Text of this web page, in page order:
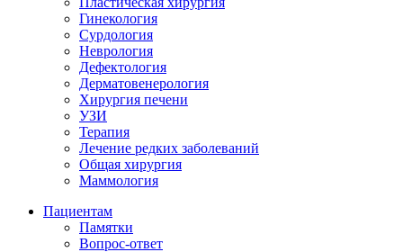
Гинекология
Сурдология
Неврология
Дефектология
Дерматовенерология
Хирургия печени
УЗИ
Терапия
Лечение редких заболеваний
Общая хирургия
Маммология
Пациентам
Памятки
Вопрос-ответ